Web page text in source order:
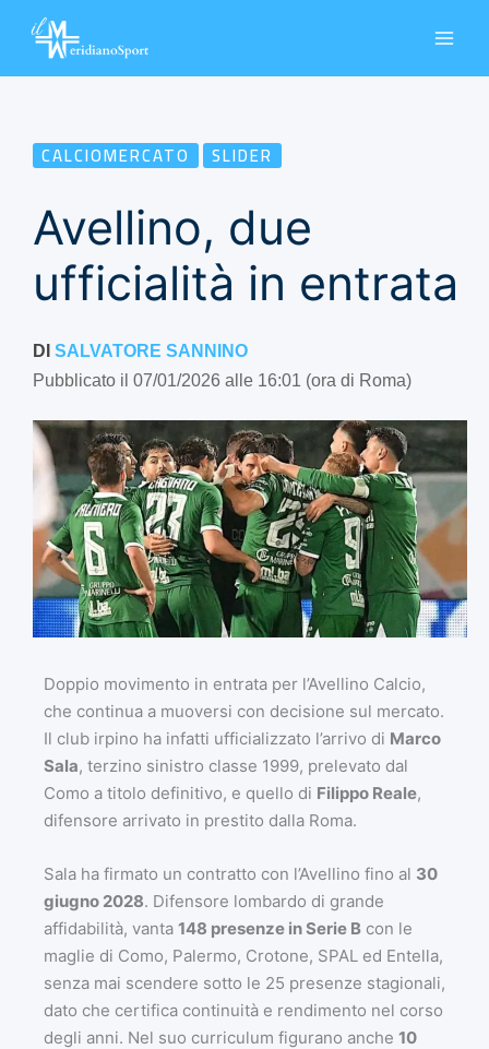
CALCIOMERCATO SLIDER
Avellino, due
ufficialità in entrata
DI SALVATORE SANNINO
Pubblicato il 07/01/2026 alle 16:01 (ora di Roma)
Doppio movimento in entrata per l’Avellino Calcio,
che continua a muoversi con decisione sul mercato.
Il club irpino ha infatti ufficializzato l’arrivo di Marco
Sala, terzino sinistro classe 1999, prelevato dal
Como a titolo definitivo, e quello di Filippo Reale,
difensore arrivato in prestito dalla Roma.
Sala ha firmato un contratto con l’Avellino fino al 30
giugno 2028. Difensore lombardo di grande
affidabilità, vanta 148 presenze in Serie B con le
maglie di Como, Palermo, Crotone, SPAL ed Entella,
senza mai scendere sotto le 25 presenze stagionali,
dato che certifica continuità e rendimento nel corso
degli anni. Nel suo curriculum figurano anche 10